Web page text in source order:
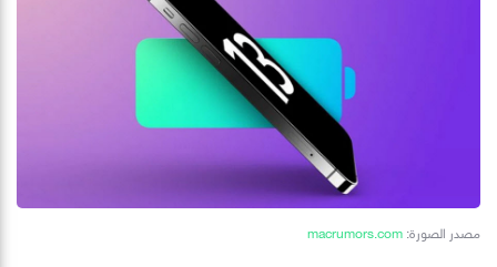
مصدر الصورة: macrumors.com